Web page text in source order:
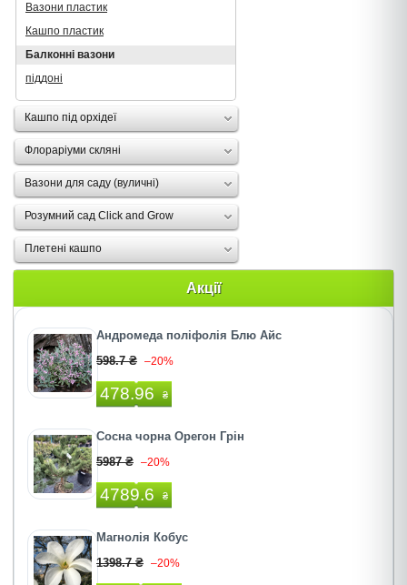
Вазони пластик
Кашпо пластик
Балконні вазони
піддоні
Кашпо під орхідеї
Флораріуми скляні
Вазони для саду (вуличні)
Розумний сад Click and Grow
Плетені кашпо
Акції
Андромеда поліфолія Блю Айс
598.7 ₴ –20%
478.96 ₴
Сосна чорна Орегон Грін
5987 ₴ –20%
4789.6 ₴
Магнолія Кобус
1398.7 ₴ –20%